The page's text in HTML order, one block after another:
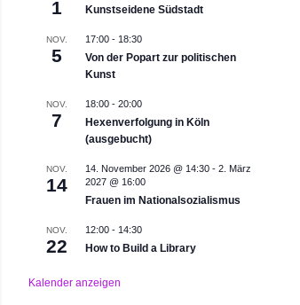
1 Kunstseidene Südstadt
NOV.
5
17:00 - 18:30
Von der Popart zur politischen
Kunst
NOV.
7
18:00 - 20:00
Hexenverfolgung in Köln
(ausgebucht)
NOV.
14
14. November 2026 @ 14:30 - 2. März
2027 @ 16:00
Frauen im Nationalsozialismus
NOV.
22
12:00 - 14:30
How to Build a Library
Kalender anzeigen